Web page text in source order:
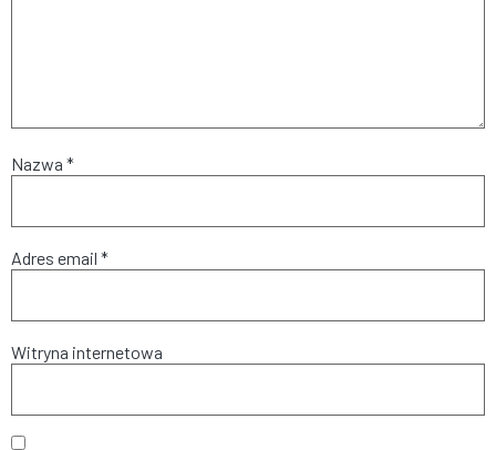
Nazwa *
Adres email *
Witryna internetowa